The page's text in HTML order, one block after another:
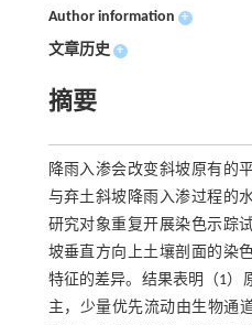
Author information +
文章历史 +
摘要
降雨入渗会改变斜坡原有的
与弃土斜坡降雨入渗过程的
研究对象重复开展染色示踪
坡垂直方向上土壤剖面的染
特征的差异。结果表明（1）
主，少量优先流动由生物通